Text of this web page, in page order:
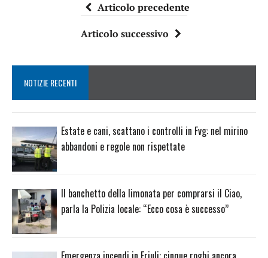
Articolo precedente
Articolo successivo
NOTIZIE RECENTI
Estate e cani, scattano i controlli in Fvg: nel mirino
abbandoni e regole non rispettate
Il banchetto della limonata per comprarsi il Ciao,
parla la Polizia locale: “Ecco cosa è successo”